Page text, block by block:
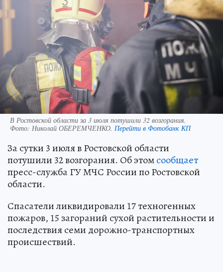
В Ростовской области за 3 июля потушили 32 возгорания.
Фото: Николай ОБЕРЕМЧЕНКО. Перейти в Фотобанк КП
За сутки 3 июля в Ростовской области
потушили 32 возгорания. Об этомсообщает
пресс-служба ГУ МЧС России по Ростовской
области.
Спасатели ликвидировали 17 техногенных
пожаров, 15 загораний сухой растительности и
последствия семи дорожно-транспортных
происшествий.